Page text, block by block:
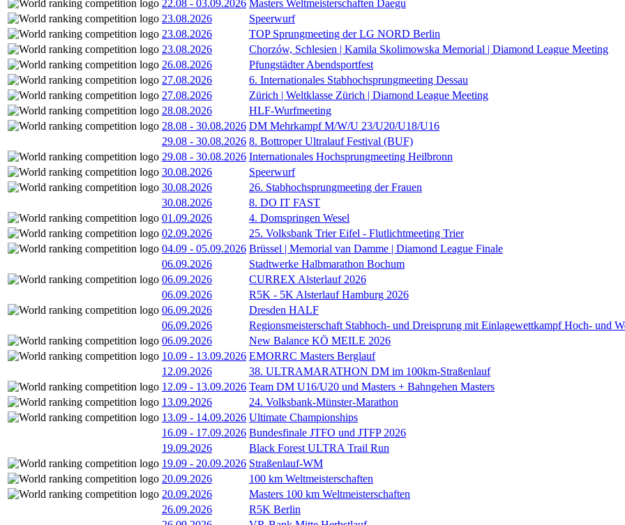
22.08 - 03.09.2026 Masters Weltmeisterschaften Daegu
23.08.2026
Speerwurf
23.08.2026
TOP Sprungmeeting der LG NORD Berlin
23.08.2026
Chorzów, Schlesien | Kamila Skolimowska Memorial | Diamond League Meeting
26.08.2026
Pfungstädter Abendsportfest
27.08.2026
6. Internationales Stabhochsprungmeeting Dessau
27.08.2026
Zürich | Weltklasse Zürich | Diamond League Meeting
28.08.2026
HLF-Wurfmeeting
28.08 - 30.08.2026 DM Mehrkampf M/W/U 23/U20/U18/U16
29.08 - 30.08.2026 8. Bottroper Ultralauf Festival (BUF)
29.08 - 30.08.2026 Internationales Hochsprungmeeting Heilbronn
30.08.2026
Speerwurf
30.08.2026
26. Stabhochsprungmeeting der Frauen
30.08.2026
8. DO IT FAST
01.09.2026
4. Domspringen Wesel
02.09.2026
25. Volksbank Trier Eifel - Flutlichtmeeting Trier
04.09 - 05.09.2026 Brüssel | Memorial van Damme | Diamond League Finale
06.09.2026
Stadtwerke Halbmarathon Bochum
06.09.2026
CURREX Alsterlauf 2026
06.09.2026
R5K - 5K Alsterlauf Hamburg 2026
06.09.2026
Dresden HALF
06.09.2026
Regionsmeisterschaft Stabhoch- und Dreisprung mit Einlagewettkampf Hoch- und
06.09.2026
New Balance KÖ MEILE 2026
10.09 - 13.09.2026 EMORRC Masters Berglauf
12.09.2026
38. ULTRAMARATHON DM im 100km-Straßenlauf
12.09 - 13.09.2026 Team DM U16/U20 und Masters + Bahngehen Masters
13.09.2026
24. Volksbank-Münster-Marathon
13.09 - 14.09.2026 Ultimate Championships
16.09 - 17.09.2026 Bundesfinale JTFO und JTFP 2026
19.09.2026
Black Forest ULTRA Trail Run
19.09 - 20.09.2026 Straßenlauf-WM
20.09.2026
100 km Weltmeisterschaften
20.09.2026
Masters 100 km Weltmeisterschaften
26.09.2026
R5K Berlin